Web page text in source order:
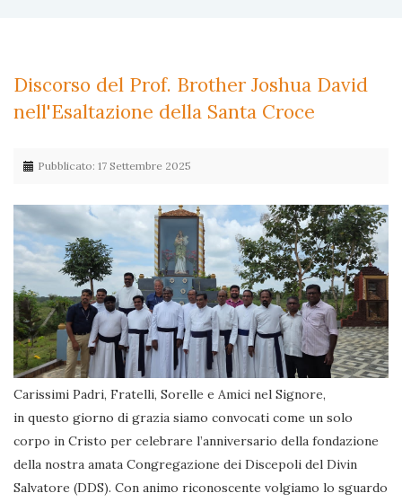
Discorso del Prof. Brother Joshua David
nell'Esaltazione della Santa Croce
Pubblicato: 17 Settembre 2025
Carissimi Padri, Fratelli, Sorelle e Amici nel Signore,
in questo giorno di grazia siamo convocati come un solo
corpo in Cristo per celebrare l’anniversario della fondazione
della nostra amata Congregazione dei Discepoli del Divin
Salvatore (DDS). Con animo riconoscente volgiamo lo sguardo